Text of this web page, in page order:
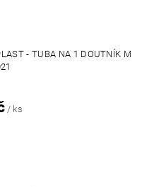
- TUBA NA 1 DOUTNÍK M
/ ks